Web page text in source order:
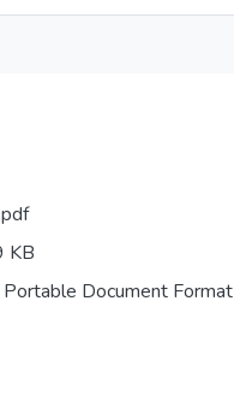
KB
Document Format